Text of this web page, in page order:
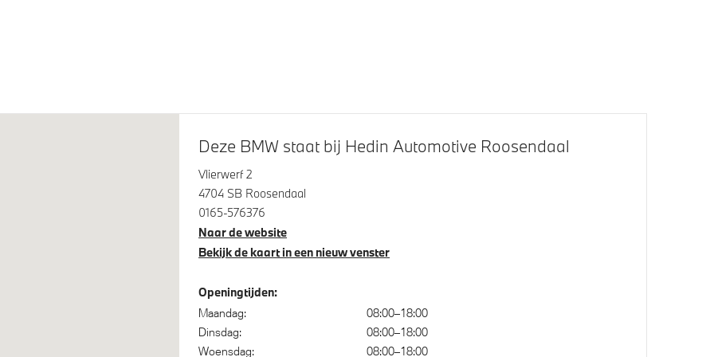
Automatisch dimmende binnen- en
buitenspiegel bestuurderzijde
Parking assistant plus
Driving Assistant
Deze BMW staat bij Hedin Automotive Roosendaal
Vlierwerf 2
4704 SB Roosendaal
0165-576376
Naar de website
Bekijk de kaart in een nieuw venster
Openingtijden:
Maandag:
08:00–18:00
Dinsdag:
08:00–18:00
Woensdag:
08:00–18:00